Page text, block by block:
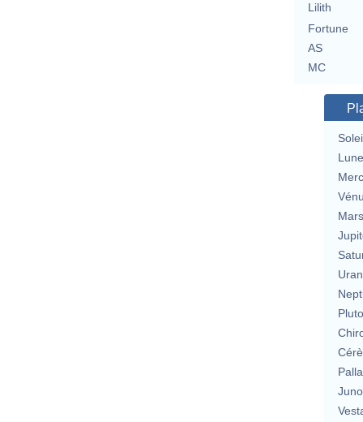
Lilith
Fortune
AS
MC
Lune
Mars